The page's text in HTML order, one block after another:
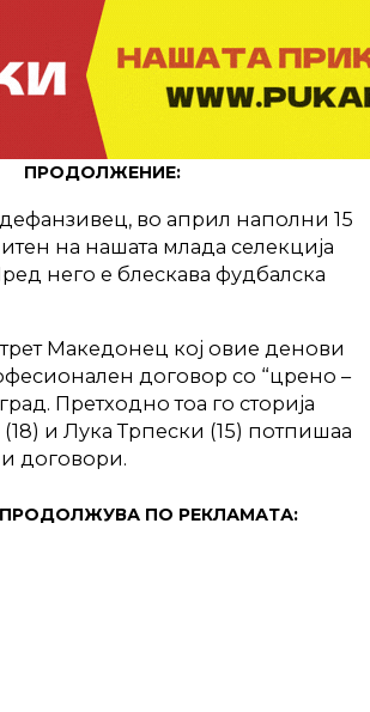
ПРОДОЛЖЕНИЕ:
во април наполни 15
на нашата млада селекција
него е блескава фудбалска
Македонец кој овие денови
договор со “црено –
Претходно тоа го сторија
(18) и Лука Трпески (15) потпишаа
договори.
ПО РЕКЛАМАТА: